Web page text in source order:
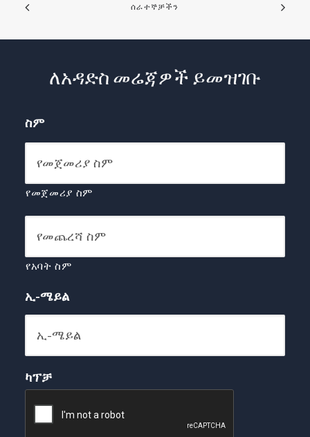
ሰራተኞቻችን
ለአዳድስ መሬጃዎች ይመዝገቡ
ስም
የመጀመሪያ ስም
የአባት ስም
ኢ-ሜይል
ካፕቻ